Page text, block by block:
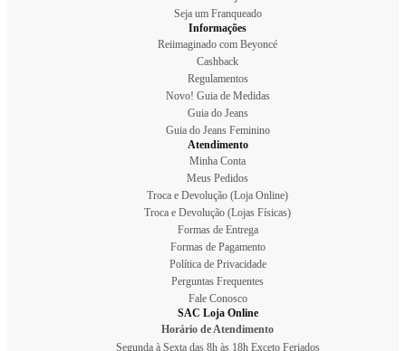
Seja um Franqueado
Informações
Reiimaginado com Beyoncé
Cashback
Regulamentos
Novo! Guia de Medidas
Guia do Jeans
Guia do Jeans Feminino
Atendimento
Minha Conta
Meus Pedidos
Troca e Devolução (Loja Online)
Troca e Devolução (Lojas Físicas)
Formas de Entrega
Formas de Pagamento
Política de Privacidade
Perguntas Frequentes
Fale Conosco
SAC Loja Online
Horário de Atendimento
Segunda à Sexta das 8h às 18h Exceto Feriados